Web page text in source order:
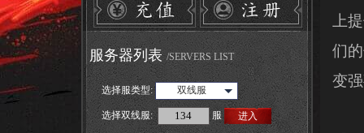
服务器列表 /SERVERS LIST
选择服类型: 双线服
选择双线服: 服 进入
上
们
变